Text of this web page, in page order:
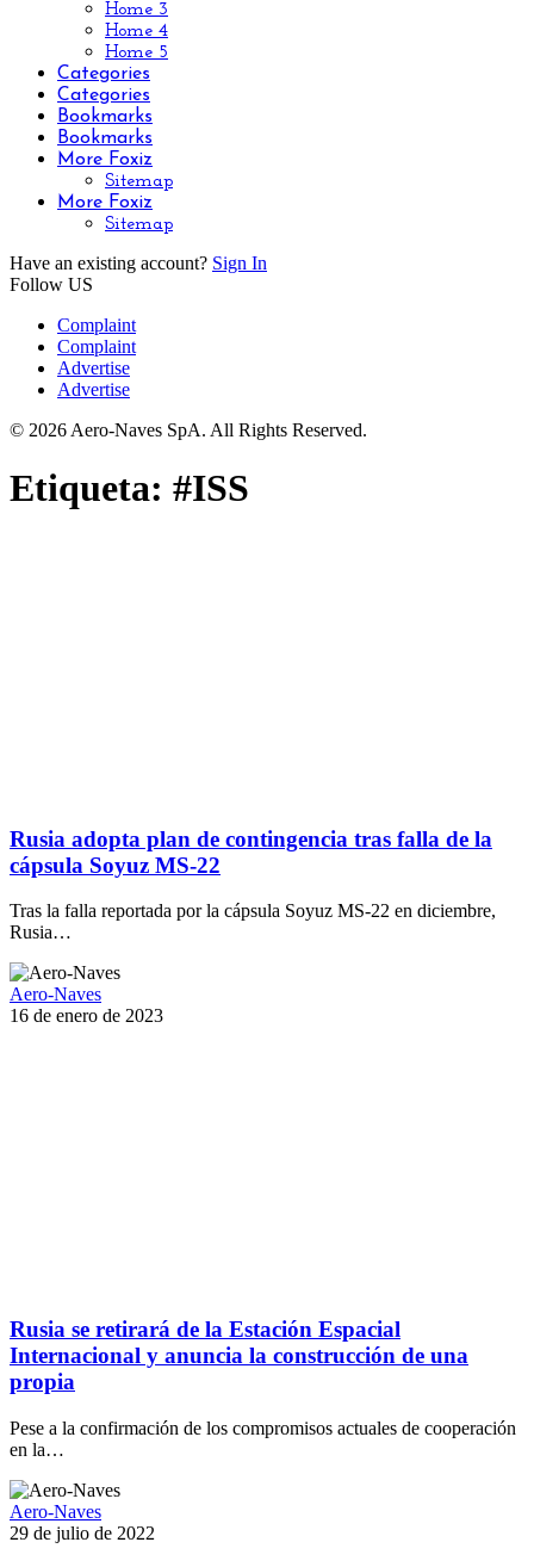
Home 3
Home 4
Home 5
Categories
Categories
Bookmarks
Bookmarks
More Foxiz
Sitemap
More Foxiz
Sitemap
Have an existing account? Sign In
Follow US
Complaint
Complaint
Advertise
Advertise
© 2026 Aero-Naves SpA. All Rights Reserved.
Etiqueta: #ISS
Rusia adopta plan de contingencia tras falla de la
cápsula Soyuz MS-22
Tras la falla reportada por la cápsula Soyuz MS-22 en diciembre,
Rusia…
Aero-Naves
16 de enero de 2023
Rusia se retirará de la Estación Espacial
Internacional y anuncia la construcción de una
propia
Pese a la confirmación de los compromisos actuales de cooperación
en la…
Aero-Naves
29 de julio de 2022